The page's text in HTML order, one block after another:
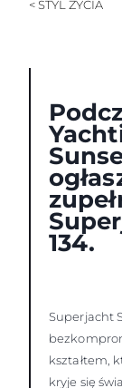
< STYL ŻYCIA
134.
Superjacht
kształtem,
kryje się